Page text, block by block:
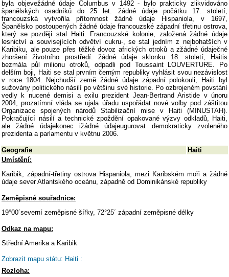
byla objevežádné údaje Columbus v 1492 - bylo prakticky zlikvidováno
španělských osadníků do 25 let. žádné údaje počátku 17. století,
francouzská vytvořila přítomnost žádné údaje Hispaniola, v 1697,
Španělsko postoupených žádné údaje francouzské západní třetinu ostrova,
který se později stal Haiti. Francouzské kolonie, založená žádné údaje
lesnictví a souvisejících odvětví cukru-, se stal jedním z nejbohatších v
Karibiku, ale pouze přes těžké dovoz afrických otroků a zžádné údaječné
zhoršení životního prostředí. žádné údaje sklonku 18. století, Haitis
bezmála půl milionu otroků, odpadli pod Toussaint LOUVERTURE. Po
delším boji, Haiti se stal prvním černým republiky vyhlásit svou nezávislost
v roce 1804. Nejchudší země žádné údaje západní polokouli, Haiti byl
sužovány politického násilí po většinu své historie. Po ozbrojeném povstání
vedly k nucené demisi a exilu prezident Jean-Bertrand Aristide v únoru
2004, prozatímní vláda se ujala úřadu uspořádat nové volby pod záštitou
Organizace spojených národů Stabilizační mise v Haiti (MINUSTAH).
Pokračující násilí a technické zpoždění opakované výzvy odkladů, Haiti,
ale žádné údajekonec ižádné údajeugurovat demokraticky zvoleného
prezidenta a parlamentu v květnu 2006.
Geografie
Haiti
Umístění:
Karibik, západní-třetiny ostrova Hispaniola, mezi Karibském moři a žádné
údaje sever Atlantského oceánu, západně od Dominikánské republiky
Zeměpisné souřadnice:
19°00´severní zeměpisné šířky, 72°25´ západní zeměpisné délky
Odkaz na mapu:
Střední Amerika a Karibik
Zobrazit mapu státu: Haiti :
Rozloha: